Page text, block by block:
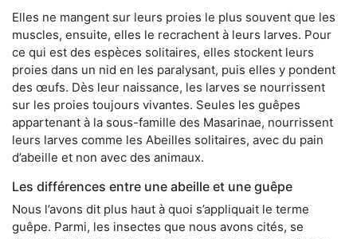
Elles ne mangent sur leurs proies le plus souvent que les
muscles, ensuite, elles le recrachent à leurs larves. Pour
ce qui est des espèces solitaires, elles stockent leurs
proies dans un nid en les paralysant, puis elles y pondent
des œufs. Dès leur naissance, les larves se nourrissent
sur les proies toujours vivantes. Seules les guêpes
appartenant à la sous-famille des Masarinae, nourrissent
leurs larves comme les Abeilles solitaires, avec du pain
d’abeille et non avec des animaux.
Les différences entre une abeille et une guêpe
Nous l’avons dit plus haut à quoi s’appliquait le terme
guêpe. Parmi, les insectes que nous avons cités, se